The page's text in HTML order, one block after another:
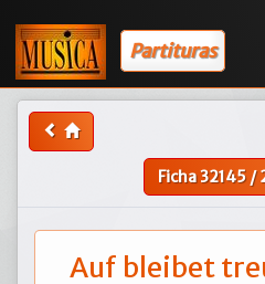
Partituras
Ficha32145/
Auf bleibet